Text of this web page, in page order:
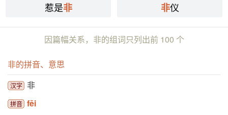
惹是非 非仪
因篇幅关系，非的组词只列出前 100 个
非的拼音、意思
汉字 非
拼音 fēi